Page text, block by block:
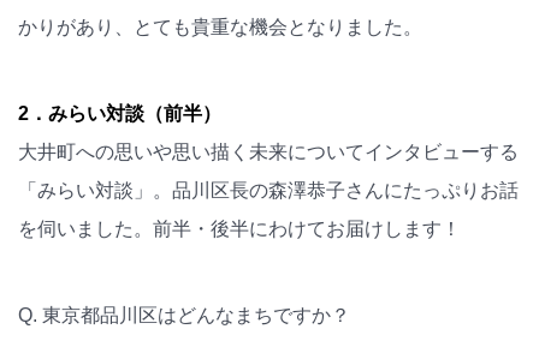
かりがあり、とても貴重な機会となりました。
2．みらい対談（前半）
大井町への思いや思い描く未来についてインタビューする
「みらい対談」。品川区長の森澤恭子さんにたっぷりお話
を伺いました。前半・後半にわけてお届けします！
Q. 東京都品川区はどんなまちですか？